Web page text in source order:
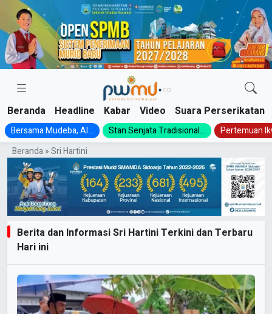
Skip
content
Beranda Headline Kabar Video Suara Perserikatan
Bersama Mudeba, Al... Stan Senjata Tradisional...
Pertemuan
Beranda»Sri Hartini
Berita dan Informasi Sri Hartini Terkini dan Terbaru
Hari ini